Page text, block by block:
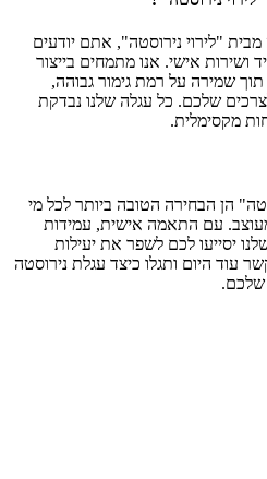
"לירוי נירוסטה", אתם יודעים
אישי. אנו מתמחים בייצור
שמירה על רמת גימור גבוהה,
שלכם. כל עגלה שלנו נבדקת
מקסימלית.
הן הבחירה הטובה ביותר לכל מי
עם התאמה אישית, עמידות
יסייעו לכם לשפר את יעילות
עוד היום ותגלו כיצד עגלת נירוסטה
שלכם.